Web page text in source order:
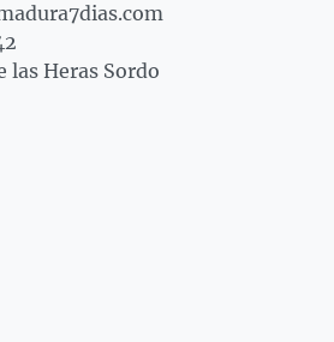
las Heras Sordo